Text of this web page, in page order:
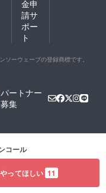
金申
請サ
ポー
ト
ソーウェーブの登録商標です。
パートナー
募集
コール
ってほしい 11